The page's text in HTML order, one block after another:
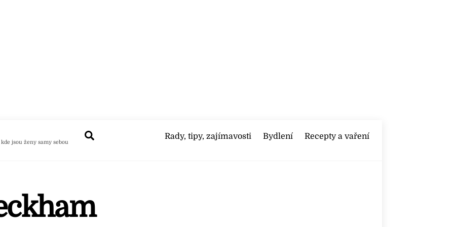
kde jsou ženy samy sebou
Rady, tipy, zajímavosti Bydlení Recepty a vaření